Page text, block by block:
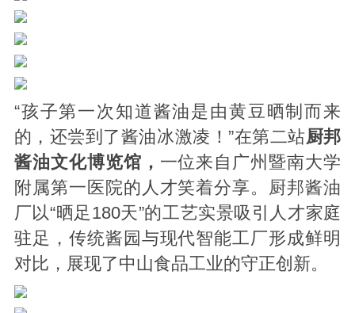
“孩子第一次知道酱油是由黄豆晒制而来
的，还尝到了酱油冰激凌！”在第二站厨邦
酱油文化博览馆， 一位来自广州暨南大学
附属第一医院的人才笑着分享。厨邦酱油
厂以“晒足180天”的工艺实景吸引人才家庭
驻足，传统酱园与现代智能工厂形成鲜明
对比，展现了中山食品工业的守正创新。